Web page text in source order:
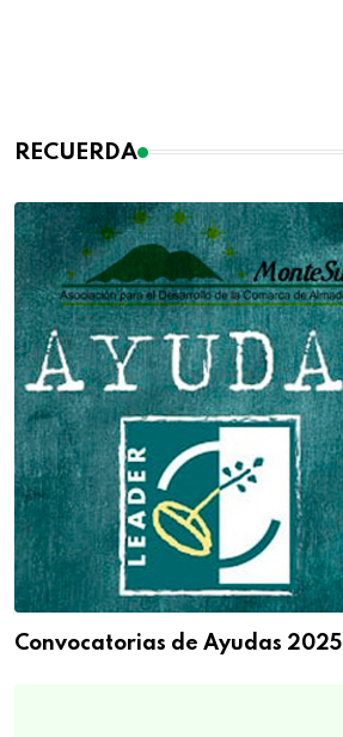
RECUERDA
Convocatorias de Ayudas 2025